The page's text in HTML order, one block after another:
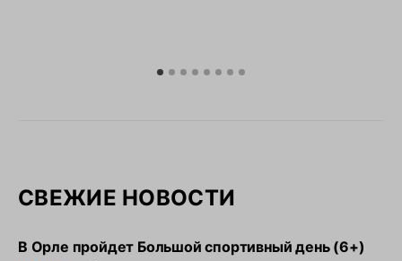
СВЕЖИЕ НОВОСТИ
В Орле пройдет Большой спортивный день (6+)